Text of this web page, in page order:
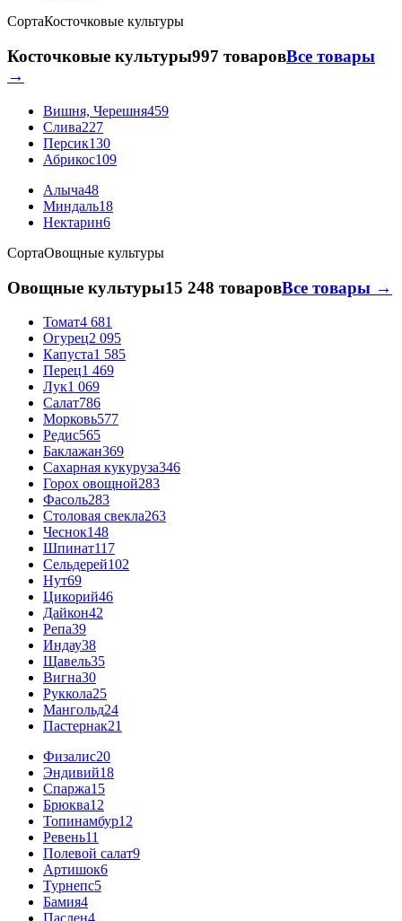
СортаКосточковые культуры
Косточковые культуры997 товаровВсе товары
→
Вишня, Черешня459
Слива227
Персик130
Абрикос109
Алыча48
Миндаль18
Нектарин6
СортаОвощные культуры
Овощные культуры15 248 товаровВсе товары →
Томат4 681
Огурец2 095
Капуста1 585
Перец1 469
Лук1 069
Салат786
Морковь577
Редис565
Баклажан369
Сахарная кукуруза346
Горох овощной283
Фасоль283
Столовая свекла263
Чеснок148
Шпинат117
Сельдерей102
Нут69
Цикорий46
Дайкон42
Репа39
Индау38
Щавель35
Вигна30
Руккола25
Мангольд24
Пастернак21
Физалис20
Эндивий18
Спаржа15
Брюква12
Топинамбур12
Ревень11
Полевой салат9
Артишок6
Турнепс5
Бамия4